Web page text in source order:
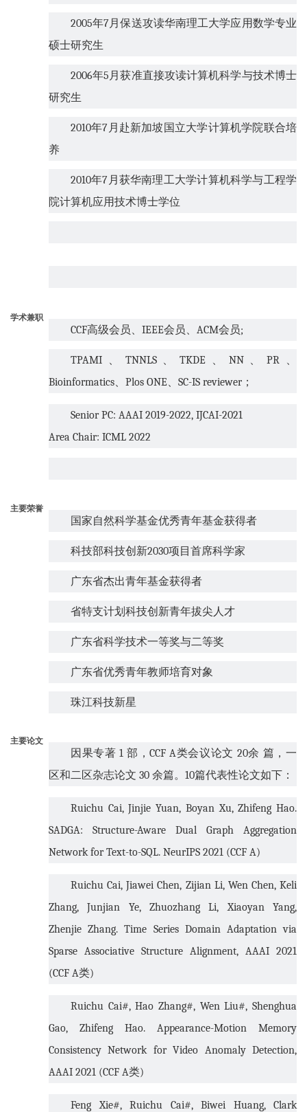
2005年7 月保送攻读华南理工大学应用数学专业
硕士研究生
2006年5 月获准直接攻读计算机科学与技术博士
研究生
2010年7 月赴新加坡国立大学计算机学院联合培
养
2010年7 月获华南理工大学计算机科学与工程学
院计算机应用技术博士学位
学术兼职
CCF高级会员、 IEEE会员、 ACM会员;
TPAMI TNNLS、TKDE NN、PR
Bioinformatics Plos ONE SC-IS reviewer ；
Senior PC: AAAI 2019-2022, IJCAI-2021
Area Chair: ICML 2022
主要荣誉
国家自然科学基金优秀青年基金获得者
科技部科技创新2030项目首席科学家
广东省杰出青年基金获得者
省特支计划科技创新青年拔尖人才
广东省科学技术一等奖与二等奖
广东省优秀青年教师培育对象
珠江科技新星
主要论文
因果专著 1部，CCF A类会议论文 20余 篇，一
区和二区杂志论文 30 余篇。 10篇代表性论文如下：
Ruichu Cai, Jinjie Yuan, Boyan Xu, Zhifeng Hao.
SADGA: Structure-Aware Dual Graph Aggregation
Network for Text-to-SQL. NeurIPS 2021 (CCF A)
Ruichu Cai, Jiawei Chen, Zijian Li, Wen Chen, Keli
Zhang, Junjian Ye, Zhuozhang Li, Xiaoyan Yang,
Zhenjie Zhang. Time Series Domain Adaptation via
Sparse Associative Structure Alignment, AAAI 2021
(CCF A类)
Ruichu Cai#, Hao Zhang#, Wen Liu#, Shenghua
Gao, Zhifeng Hao. Appearance-Motion Memory
Consistency Network for Video Anomaly Detection,
AAAI 2021 (CCF A类)
Feng Xie#, Ruichu Cai#, Biwei Huang, Clark